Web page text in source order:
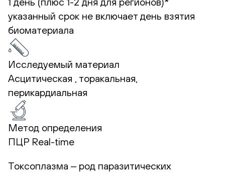
указанный срок не включает день взятия
биоматериала
Исследуемый материал
Асцитическая , торакальная,
перикардиальная
Метод определения
ПЦР Real-time
Токсоплазма ‒ род паразитических